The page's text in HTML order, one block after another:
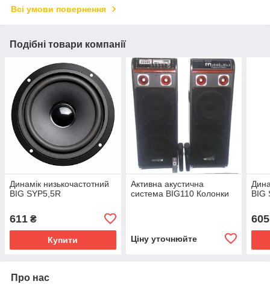
Всі умови повернення
Подібні товари компанії
Динамік низькочастотний
BIG SYP5,5R
611 ₴
Купити
Активна акустична
система BIG110 Колонки
Ціну уточнюйте
BIG
605
Про нас